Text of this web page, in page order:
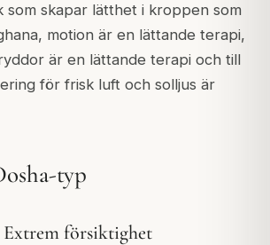
som skapar lätthet i kroppen som
motion är en lättande terapi,
är en lättande terapi och till
för frisk luft och solljus är
typ
Extrem försiktighet